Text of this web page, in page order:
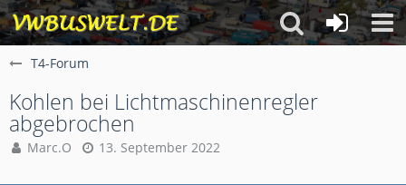
T4-Forum
Kohlen bei Lichtmaschinenregler
abgebrochen
Marc.O 13. September 2022